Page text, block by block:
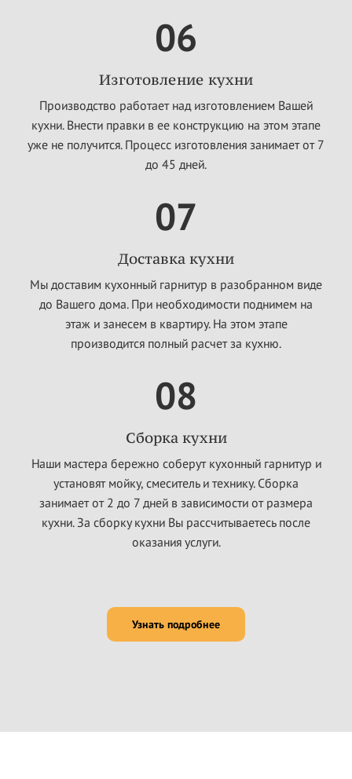
06
Изготовление кухни
Производство работает над изготовлением Вашей
кухни. Внести правки в ее конструкцию на этом этапе
уже не получится. Процесс изготовления занимает от 7
до 45 дней.
07
Доставка кухни
Мы доставим кухонный гарнитур в разобранном виде
до Вашего дома. При необходимости поднимем на
этаж и занесем в квартиру. На этом этапе
производится полный расчет за кухню.
08
Сборка кухни
Наши мастера бережно соберут кухонный гарнитур и
установят мойку, смеситель и технику. Сборка
занимает от 2 до 7 дней в зависимости от размера
кухни. За сборку кухни Вы рассчитываетесь после
оказания услуги.
Узнать подробнее